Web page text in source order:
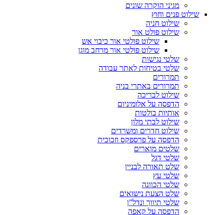
מגיני הוקרה שונים
שילוט פנים וחוץ
שילוט חניה
שילוט פולט אור
שילוט פולטי אור כיבוי אש
שילוט פולטי אור מרחב מוגן
שלטי נגישות
שלטי בטיחות לאתר עבודה
תמרורים
תמרורים באתרי בניה
שילוט לבריכה
הדפסה על אלומיניום
אותיות בולטות
שילוט לבתי מלון
שילוט חדרים ומשרדים
הדפסה על פרספקס וזכוכית
שלטים מוארים
שלטי דגל
שלט תאורה לבניין
שלטי עץ
שלטי הכוונה
שלט הצעת נישואים
שלטי תיווך ונדל”ן
הדפסה על קאפה